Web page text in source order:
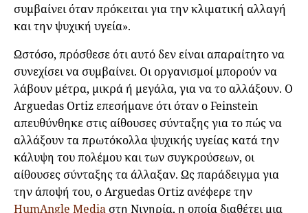
συμβαίνει όταν πρόκειται για την κλιματική αλλαγή
και την ψυχική υγεία».
Ωστόσο, πρόσθεσε ότι αυτό δεν είναι απαραίτητο να
συνεχίσει να συμβαίνει. Οι οργανισμοί μπορούν να
λάβουν μέτρα, μικρά ή μεγάλα, για να το αλλάξουν. Ο
Arguedas Ortiz επεσήμανε ότι όταν ο Feinstein
απευθύνθηκε στις αίθουσες σύνταξης για το πώς να
αλλάξουν τα πρωτόκολλα ψυχικής υγείας κατά την
κάλυψη του πολέμου και των συγκρούσεων, οι
αίθουσες σύνταξης τα άλλαξαν. Ως παράδειγμα για
την άποψή του, ο Arguedas Ortiz ανέφερε την
HumAngle Media στη Νιγηρία, η οποία διαθέτει μια